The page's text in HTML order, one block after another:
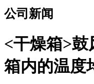
公司新闻
<干燥箱>
箱内的温度